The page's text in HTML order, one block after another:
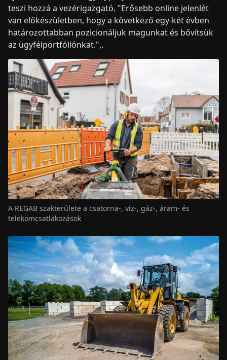
teszi hozzá a vezérigazgató. "Erősebb online jelenlét
van előkészületben, hogy a következő egy-két évben
határozottabban pozicionáljuk magunkat és bővítsük
az ügyfélportfóliónkat.",.
A REGAB szakterülete a csatorna-, víz-, gáz-, áram- és
telekomcsatlakozások